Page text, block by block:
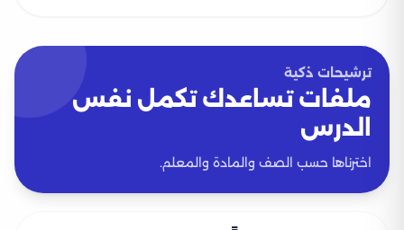
ترشيحات ذكية
ملفات تساعدك تكمل نفس
الدرس
اخترناها حسب الصف والمادة والمعلم.